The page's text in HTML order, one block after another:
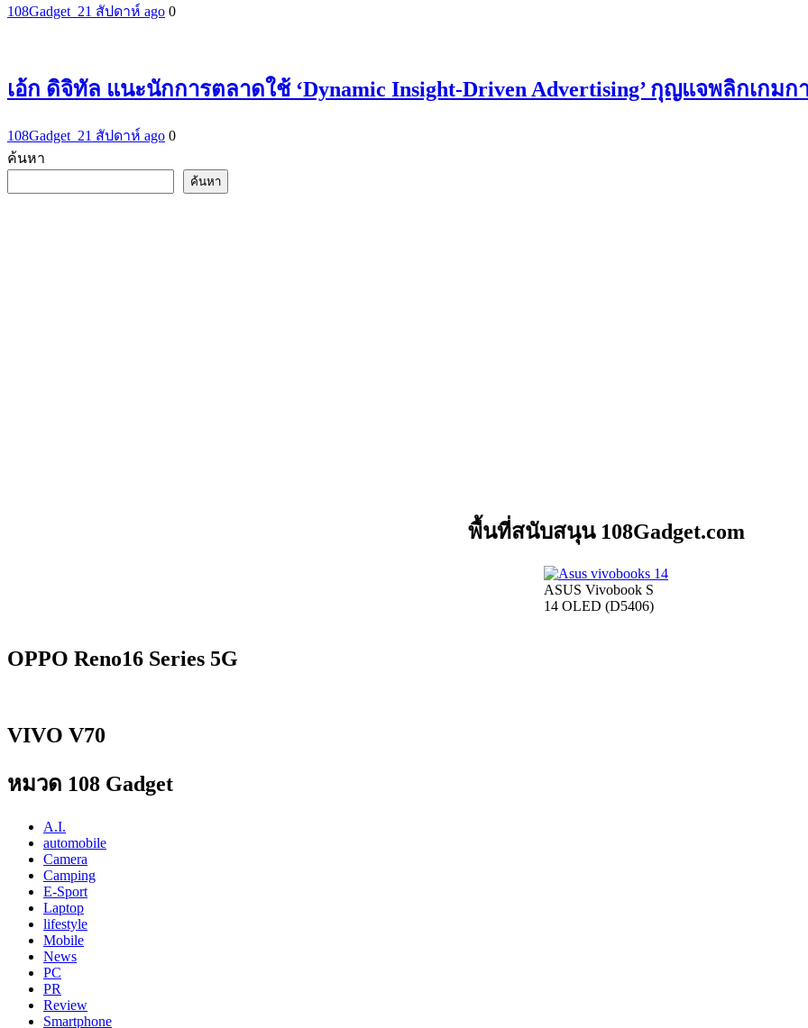
108Gadget_21 สัปดาห์ ago 0
เอ้ก ดิจิทัล แนะนักการตลาดใช้ ‘Dynamic Insight-Driven Advertising’ กุญแจพลิกเกมก
108Gadget_21 สัปดาห์ ago 0
ค้นหา
ค้นหา
พื้นที่สนับสนุน 108Gadget.com
ASUS Vivobook S
14 OLED (D5406)
OPPO Reno16 Series 5G
VIVO V70
หมวด 108 Gadget
A.I.
automobile
Camera
Camping
E-Sport
Laptop
lifestyle
Mobile
News
PC
PR
Review
Smartphone